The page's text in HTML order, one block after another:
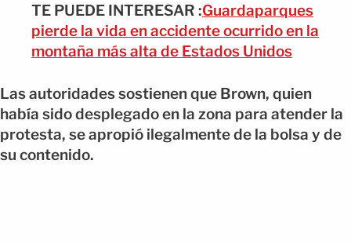
TE PUEDE INTERESAR :Guardaparques
pierde la vida en accidente ocurrido en la
montaña más alta de Estados Unidos
Las autoridades sostienen que Brown, quien
había sido desplegado en la zona para atender la
protesta, se apropió ilegalmente de la bolsa y de
su contenido.